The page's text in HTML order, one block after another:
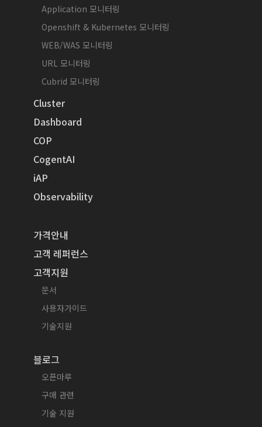
Application 모니터링
Openshift & Kubernetes 모니터링
WEB/WAS 모니터링
URL 모니터링
Cubrid 모니터링
Cluster
Dashboard
COP
CogentAI
iAP
Observability
가격안내
고객 레퍼런스
고객지원
문서
사용자가이드
기술지원
블로그
오픈마루
구매 관련
기술 지원